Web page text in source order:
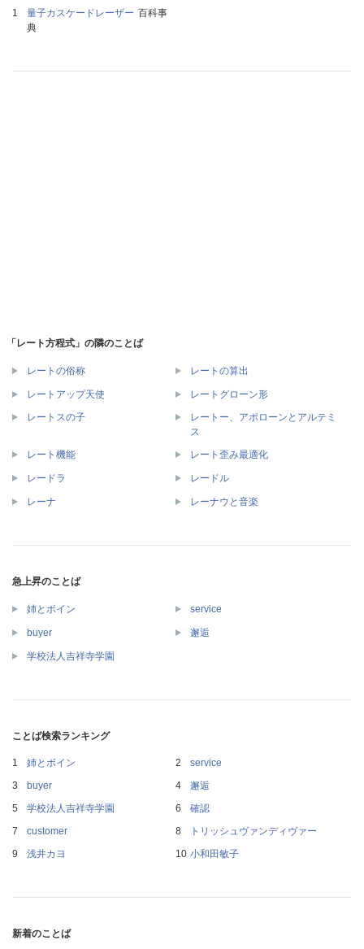
量子カスケードレーザー 百科事
典
「レート方程式」の隣のことば
レートの俗称 レートの算出
レートアップ天使 レートグローン形
レートスの子
レートー、アポローンとアルテミ
ス
レート機能 レート歪み最適化
レードラ レードル
レーナ レーナウと音楽
急上昇のことば
姉とボイン service
buyer 邂逅
学校法人吉祥寺学園
ことば検索ランキング
姉とボイン
service
buyer
邂逅
学校法人吉祥寺学園
確認
customer
トリッシュヴァンディヴァー
浅井カヨ
小和田敏子
新着のことば